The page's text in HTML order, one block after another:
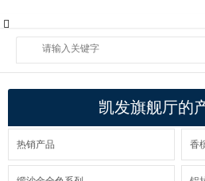
凯发旗舰厅的
热销产品 香